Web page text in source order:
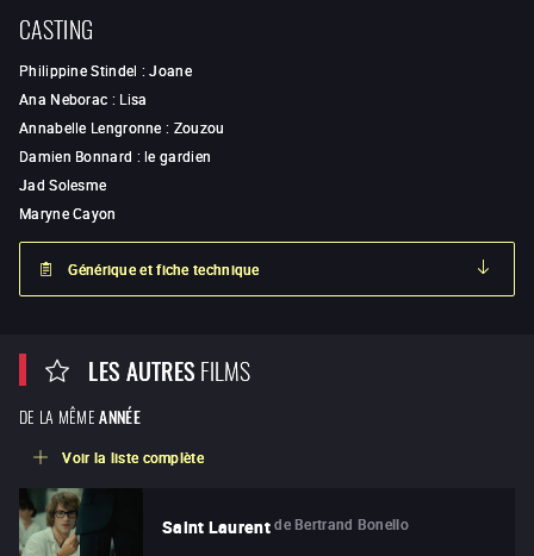
CASTING
Philippine Stindel :Joane
Ana Neborac : Lisa
Annabelle Lengronne : Zouzou
Damien Bonnard :le gardien
Jad Solesme
Maryne Cayon
Générique et fiche technique
LES AUTRESFILMS
DE LA MÊME ANNÉE
Voir la liste complète
Saint Laurent de Bertrand Bonello